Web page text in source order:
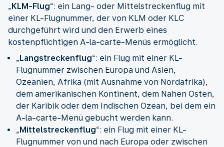
„KLM-Flug“: ein Lang- oder Mittelstreckenflug mit
einer KL-Flugnummer, der von KLM oder KLC
durchgeführt wird und den Erwerb eines
kostenpflichtigen A-la-carte-Menüs ermöglicht.
„Langstreckenflug“: ein Flug mit einer KL-
Flugnummer zwischen Europa und Asien,
Ozeanien, Afrika (mit Ausnahme von Nordafrika),
dem amerikanischen Kontinent, dem Nahen Osten,
der Karibik oder dem Indischen Ozean, bei dem ein
A-la-carte-Menü gebucht werden kann.
„Mittelstreckenflug“: ein Flug mit einer KL-
Flugnummer von und nach Europa oder zwischen